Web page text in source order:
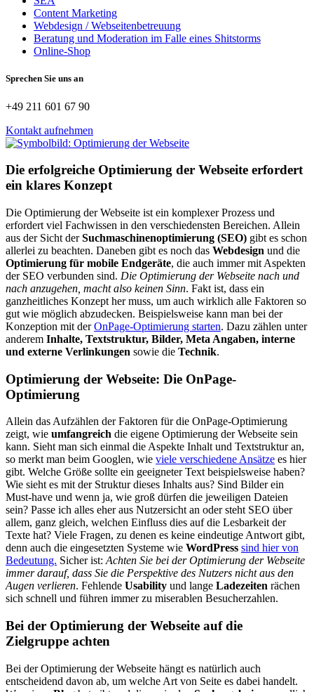
Content Marketing
Webdesign / Webseitenbetreuung
Beratung und Moderation im Falle eines Shitstorms
Online-Shop
Sprechen Sie uns an
+49 211 601 67 90
Kontakt aufnehmen
Die erfolgreiche Optimierung der Webseite erfordert
ein klares Konzept
Die Optimierung der Webseite ist ein komplexer Prozess und
erfordert viel Fachwissen in den verschiedensten Bereichen. Allein
aus der Sicht derSuchmaschinenoptimierung (SEO) gibt es schon
allerlei zu beachten. Daneben gibt es noch das Webdesign und die
Optimierung für mobile Endgeräte, die auch immer mit Aspekten
der SEO verbunden sind. Die Optimierung der Webseite nach und
nach anzugehen, macht also keinen Sinn. Fakt ist, dass ein
ganzheitliches Konzept her muss, um auch wirklich alle Faktoren so
gut wie möglich abzudecken. Beispielsweise kann man bei der
Konzeption mit derOnPage-Optimierung starten. Dazu zählen unter
anderem Inhalte, Textstruktur, Bilder, Meta Angaben, interne
und externe Verlinkungen sowie die Technik.
Optimierung der Webseite: Die OnPage-
Optimierung
Allein das Aufzählen der Faktoren für die OnPage-Optimierung
zeigt, wie umfangreich die eigene Optimierung der Webseite sein
kann. Sieht man sich einmal die Aspekte Inhalt und Textstruktur an,
so merkt man beim Googlen, wie viele verschiedene Ansätze es hier
gibt. Welche Größe sollte ein geeigneter Text beispielsweise haben?
Wie sieht es mit der Struktur dieses Inhalts aus? Sind Bilder ein
Must-have und wenn ja, wie groß dürfen die jeweiligen Dateien
sein? Passe ich alles eher aus Nutzersicht an oder steht SEO über
allem, ganz gleich, welchen Einfluss dies auf die Lesbarkeit der
Texte hat? Viele Fragen, zu denen es keine eindeutige Antwort gibt,
denn auch die eingesetzten Systeme wie WordPress sind hier von
Bedeutung. Sicher ist:Achten Sie bei der Optimierung der Webseite
immer darauf, dass Sie die Perspektive des Nutzers nicht aus den
Augen verlieren. Fehlende Usability und lange Ladezeiten rächen
sich schnell und führen immer zu miserablen Besucherzahlen.
Bei der Optimierung der Webseite auf die
Zielgruppe achten
Bei der Optimierung der Webseite hängt es natürlich auch
entscheidend davon ab, um welche Art von Seite es dabei handelt.